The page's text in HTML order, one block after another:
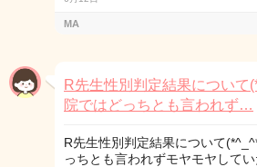
MA
R先生性別判定結果について
院ではどっちとも言われず…
R先生性別判定結果について
っちとも言われずモヤモヤして